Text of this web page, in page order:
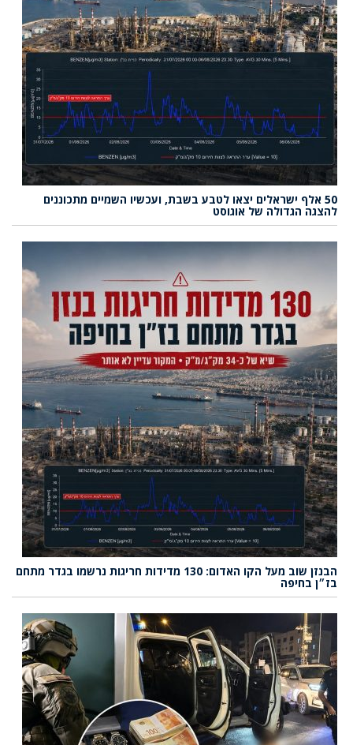
50 אלף ישראלים יצאו לטבע בשבת, ועכשיו השמיים מתכוננים
להצגה הגדולה של אוגוסט
הבנזן שוב מעל הקו האדום: 130 מדידות חריגות נרשמו בגדר מתחם
בז״ן בחיפה